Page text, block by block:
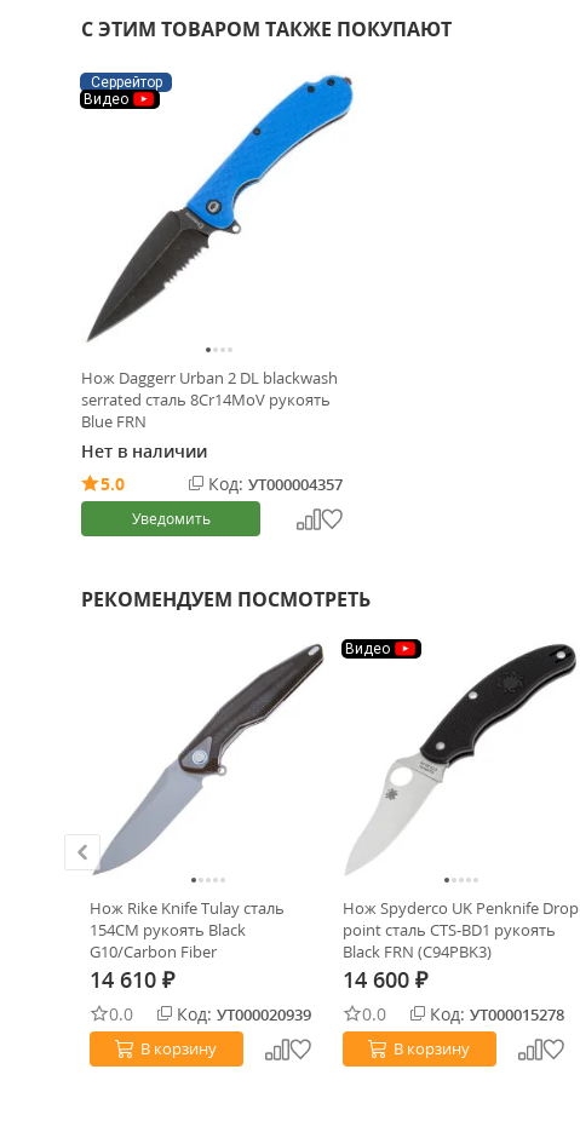
С ЭТИМ ТОВАРОМ ТАКЖЕ ПОКУПАЮТ
Серрейтор
Видео
Нож Daggerr Urban 2 DL blackwash
serrated сталь 8Cr14MoV рукоять
Blue FRN
Нет в наличии
5.0
Код: УТ000004357
Уведомить
РЕКОМЕНДУЕМ ПОСМОТРЕТЬ
Нож Rike Knife Tulay сталь
154CM рукоять Black
G10/Carbon Fiber
14 610 ₽
0.0 Код: УТ000020939
В корзину
Видео
Нож Spyderco UK Penknife Drop
point сталь CTS-BD1 рукоять
Black FRN (C94PBK3)
14 600 ₽
0.0 Код: УТ000015278
В корзину